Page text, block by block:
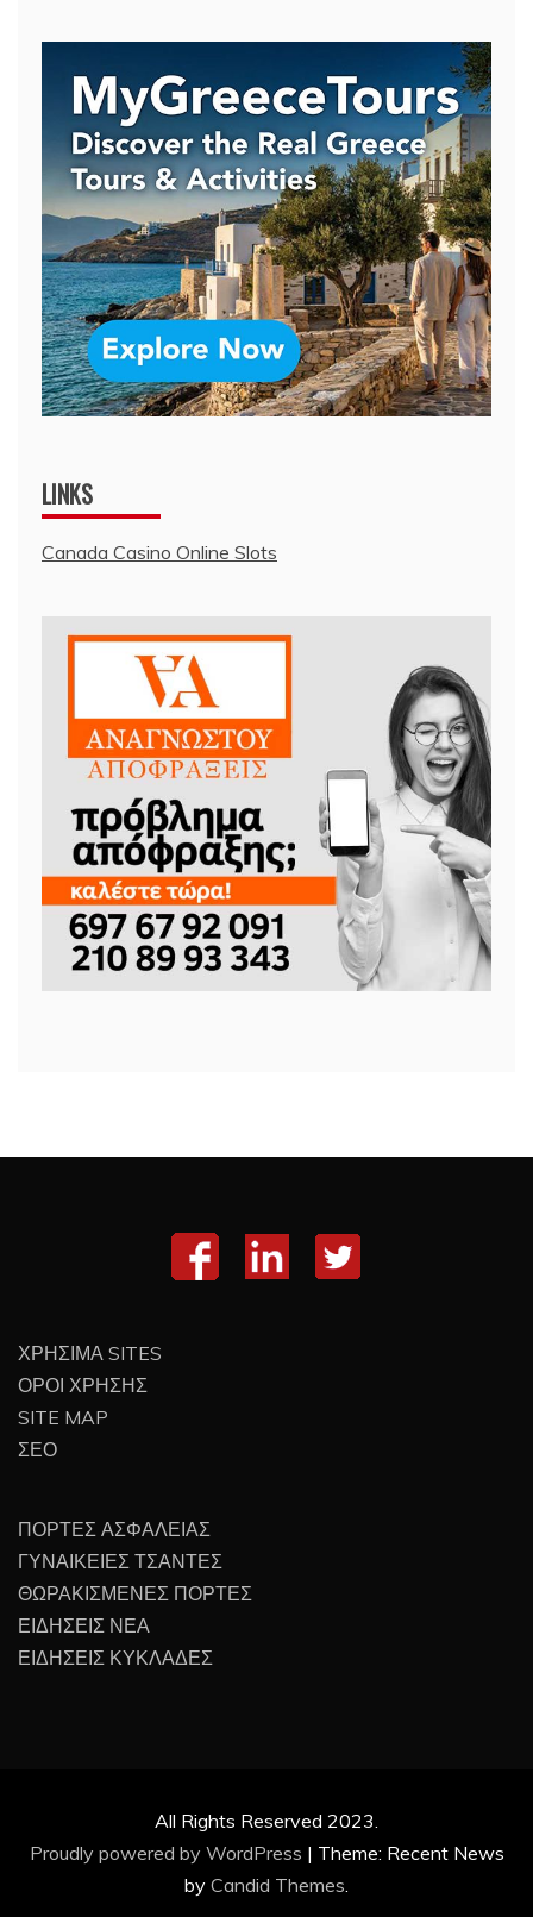
LINKS
Canada Casino Online Slots
ΧΡΗΣΙΜΑ SITES
ΟΡΟΙ ΧΡΗΣΗΣ
SITE MAP
ΣΕΟ
ΠΟΡΤΕΣ ΑΣΦΑΛΕΙΑΣ
ΓΥΝΑΙΚΕΙΕΣ ΤΣΑΝΤΕΣ
ΘΩΡΑΚΙΣΜΕΝΕΣ ΠΟΡΤΕΣ
ΕΙΔΗΣΕΙΣ ΝΕΑ
ΕΙΔΗΣΕΙΣ ΚΥΚΛΑΔΕΣ
All Rights Reserved 2023.
Proudly powered by WordPress | Theme: Recent News
by Candid Themes.